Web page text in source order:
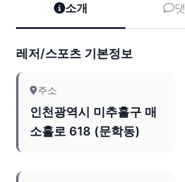
소개
레저/스포츠 기본정보
주소
인천광역시 미추홀구 매
소홀로 618 (문학동)